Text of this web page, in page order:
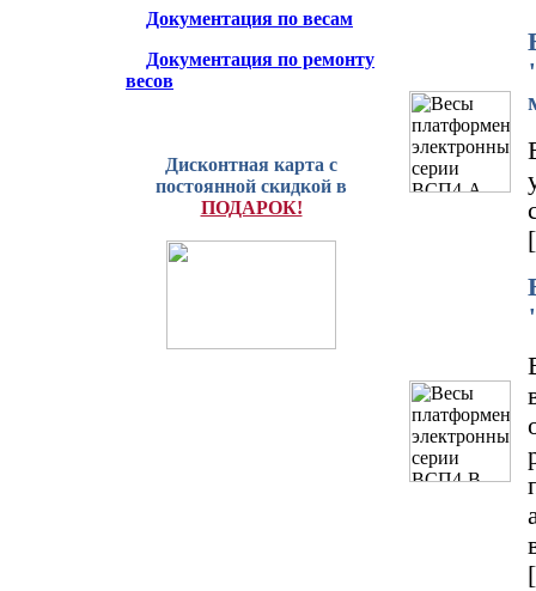
Документация по весам
Документация по ремонту
весов
Дисконтная карта с
постоянной скидкой в
ПОДАРОК!